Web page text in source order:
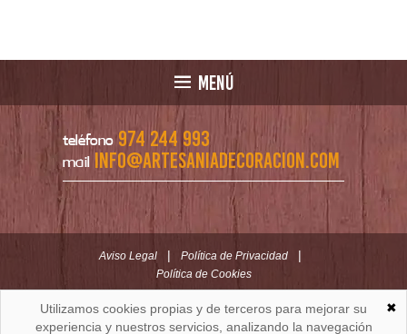
MENÚ
teléfono 974 244 993
mail info@artesaniadecoracion.com
Aviso Legal | Política de Privacidad |
Política de Cookies
ARTESANÍAYDECORACION.COM
C/ Padre Huesca nº 30 | Oficina C/ Roldán nº 5 -3º
✖
Utilizamos cookies propias y de terceros para mejorar su
experiencia y nuestros servicios, analizando la navegación